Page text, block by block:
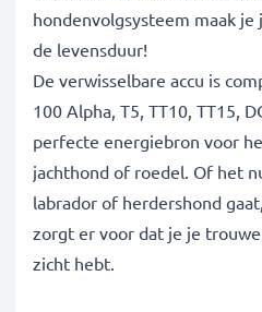
hondenvolgsysteem maak
de levensduur!
De verwisselbare accu is
100 Alpha, T5, TT10, TT15,
perfecte energiebron voor
jachthond of roedel. Of het
labrador of herdershond
zorgt er voor dat je je
zicht hebt.